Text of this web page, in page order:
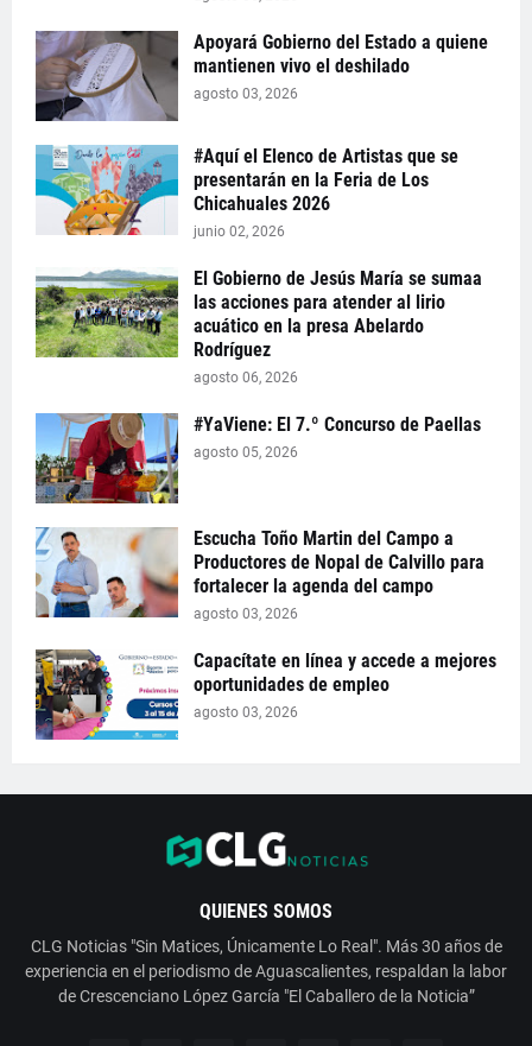
Apoyará Gobierno del Estado a quiene
mantienen vivo el deshilado
agosto 03, 2026
#Aquí el Elenco de Artistas que se
presentarán en la Feria de Los
Chicahuales 2026
junio 02, 2026
El Gobierno de Jesús María se sumaa
las acciones para atender al lirio
acuático en la presa Abelardo
Rodríguez
agosto 06, 2026
#YaViene: El 7.º Concurso de Paellas
agosto 05, 2026
Escucha Toño Martin del Campo a
Productores de Nopal de Calvillo para
fortalecer la agenda del campo
agosto 03, 2026
Capacítate en línea y accede a mejores
oportunidades de empleo
agosto 03, 2026
QUIENES SOMOS
CLG Noticias "Sin Matices, Únicamente Lo Real". Más 30 años de
experiencia en el periodismo de Aguascalientes, respaldan la labor
de Crescenciano López García "El Caballero de la Noticia”